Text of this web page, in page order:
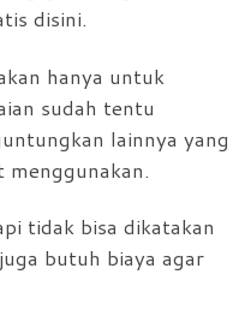
disini.
hanya untuk
sudah tentu
lainnya yang
tidak bisa dikatakan
butuh biaya agar